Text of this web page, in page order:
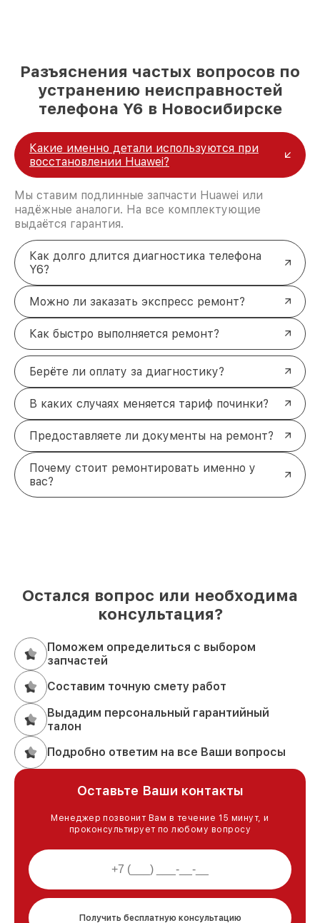
Разъяснения частых вопросов по
устранению неисправностей
телефона Y6 в Новосибирске
Какие именно детали используются при
восстановлении Huawei?
Мы ставим подлинные запчасти Huawei или
надёжные аналоги. На все комплектующие
выдаётся гарантия.
Как долго длится диагностика телефона
Y6?
Можно ли заказать экспресс ремонт?
Как быстро выполняется ремонт?
Берёте ли оплату за диагностику?
В каких случаях меняется тариф починки?
Предоставляете ли документы на ремонт?
Почему стоит ремонтировать именно у
вас?
Остался вопрос или необходима
консультация?
Поможем определиться с выбором
запчастей
Составим точную смету работ
Выдадим персональный гарантийный
талон
Подробно ответим на все Ваши вопросы
Оставьте Ваши контакты
Менеджер позвонит Вам в течение 15 минут, и
проконсультирует по любому вопросу
Получить бесплатную консультацию